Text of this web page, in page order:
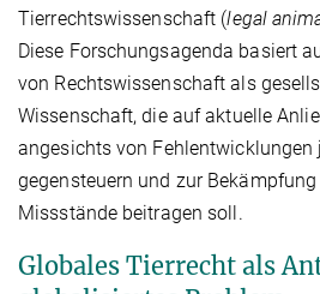
Tierrechtswissenschaft (legal
Diese Forschungsagenda basiert
von Rechtswissenschaft als
Wissenschaft, die auf aktuelle
angesichts von Fehlentwicklungen
gegensteuern und zur
Missstände beitragen soll.
Globales Tierrecht als